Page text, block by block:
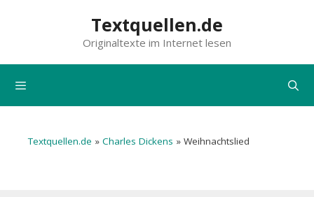
Textquellen.de
Originaltexte im Internet lesen
Textquellen.de » Charles Dickens » Weihnachtslied